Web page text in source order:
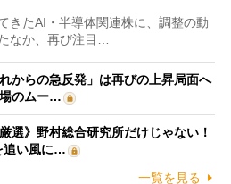
きたAI・半導体関連株に、調整の動
なか、再び注目…
からの急反発」は再びの上昇局面へ
のムー…
選》野村総合研究所だけじゃない！
追い風に…
一覧を見る